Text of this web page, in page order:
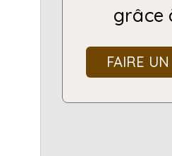
grâce
FAIRE